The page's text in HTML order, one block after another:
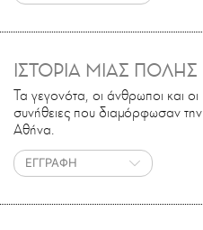
ΙΣΤΟΡΙΑ ΜΙΑΣ ΠΟΛΗΣ
Τα γεγονότα, οι άνθρωποι και οι
συνήθειες που διαμόρφωσαν την
Αθήνα.
ΕΓΓΡΑΦΗ